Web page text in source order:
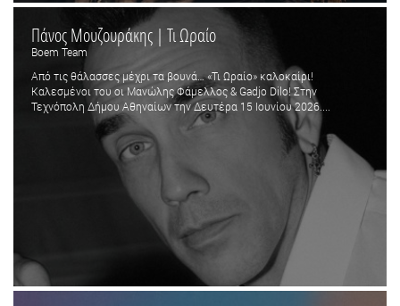
Πάνος Μουζουράκης | Τι Ωραίο
Boem Team
Από τις θάλασσες μέχρι τα βουνά… «Τι Ωραίο» καλοκαίρι!
Καλεσμένοι του οι Μανώλης Φάμελλος & Gadjo Dilo! Στην
Τεχνόπολη Δήμου Αθηναίων την Δευτέρα 15 Ιουνίου 2026....